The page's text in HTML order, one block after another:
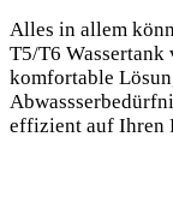
Alles in allem
T5/T6 Wassertank
komfortable
effizient auf Ihren